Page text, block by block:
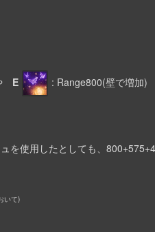
E : Range800(壁で増
使用したとしても、
いて)